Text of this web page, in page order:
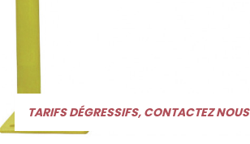
TARIFS DÉGRESSIFS, CONTACTEZ NOUS